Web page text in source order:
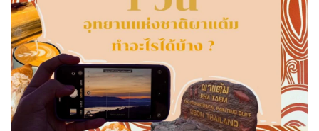
• กีฬา
• ต่างประเทศ
• Special Scoop
• เศรษฐกิจ-ธุรกิจ
• จีน
•
ชุมชน-คุณภาพชีวิต